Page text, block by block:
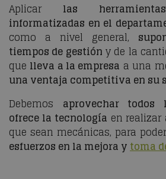
Aplicarlas
informatizadas en el
como a nivel general,
tiempos de gestión y de la
que lleva a la empresa a una
una ventaja competitiva en su
Debemos aprovechar todos
ofrece la tecnología en
que sean mecánicas, para
esfuerzos en la mejora ytoma